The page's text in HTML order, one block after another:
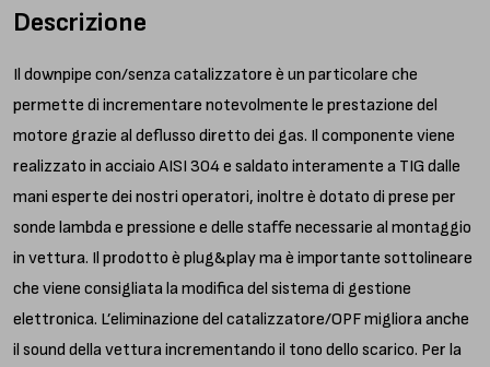
Descrizione
Il downpipe con/senza catalizzatore è un particolare che
permette di incrementare notevolmente le prestazione del
motore grazie al deflusso diretto dei gas. Il componente viene
realizzato in acciaio AISI 304 e saldato interamente a TIG dalle
mani esperte dei nostri operatori, inoltre è dotato di prese per
sonde lambda e pressione e delle staffe necessarie al montaggio
in vettura. Il prodotto è plug&play ma è importante sottolineare
che viene consigliata la modifica del sistema di gestione
elettronica. L’eliminazione del catalizzatore/OPF migliora anche
il sound della vettura incrementando il tono dello scarico. Per la